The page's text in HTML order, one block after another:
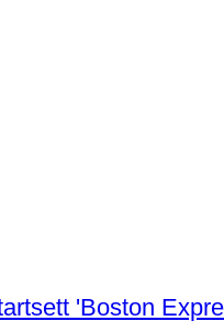
'Boston